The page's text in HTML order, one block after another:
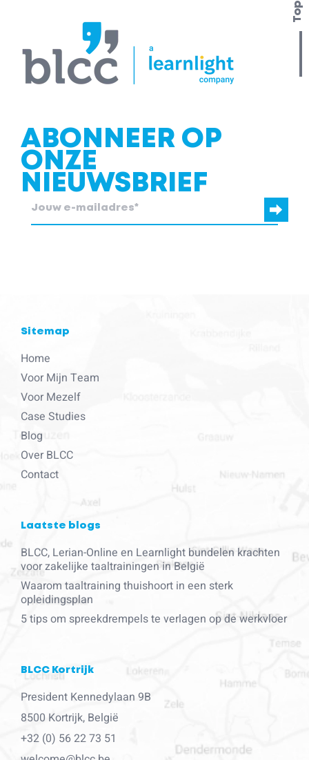
Top
ABONNEER OP
ONZE
NIEUWSBRIEF
Sitemap
Home
Voor Mijn Team
Voor Mezelf
Case Studies
Blog
Over BLCC
Contact
Laatste blogs
BLCC, Lerian-Online en Learnlight bundelen krachten
voor zakelijke taaltrainingen in België
Waarom taaltraining thuishoort in een sterk
opleidingsplan
5 tips om spreekdrempels te verlagen op de werkvloer
BLCC Kortrijk
President Kennedylaan 9B
8500 Kortrijk, België
+32 (0) 56 22 73 51